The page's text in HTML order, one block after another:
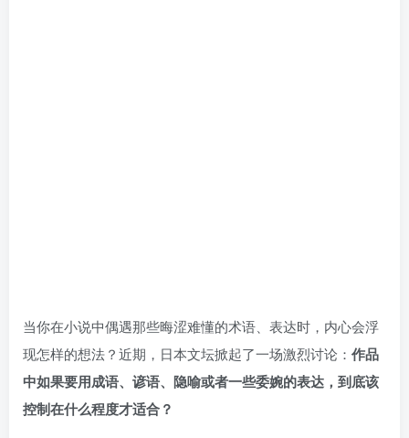
当你在小说中偶遇那些晦涩难懂的术语、表达时，内心会浮
现怎样的想法？近期，日本文坛掀起了一场激烈讨论： 作品
中如果要用成语、谚语、隐喻或者一些委婉的表达，到底该
控制在什么程度才适合？